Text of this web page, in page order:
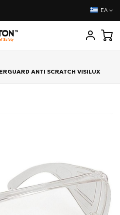
ΕΛ
ANTI SCRATCH VISILUX